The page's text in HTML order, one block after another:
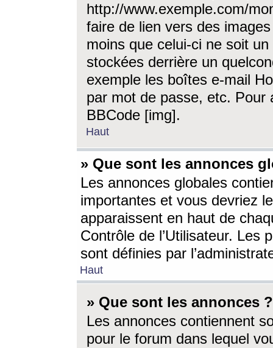
http://www.exemple.com/
faire de lien vers des
moins que celui-ci ne soit
stockées derrière un
exemple les boîtes e-mail
par mot de passe, etc. Pour
BBCode [img].
Haut
» Que sont les annonces
Les annonces globales
importantes et vous devriez
apparaissent en haut de
Contrôle de l’Utilisateur. Les
sont définies par
Haut
» Que sont les annonces ?
Les annonces contiennent
pour le forum dans lequel